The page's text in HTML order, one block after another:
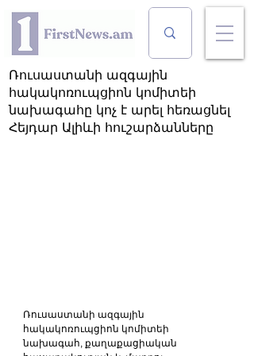
Ռուսաստանի ազգային
հակակոռուպցիոն կոմիտեի
նախագահը կոչ է արել հեռացնել
Հեյդար Ալիևի հուշարձանները
Ռուսաստանի ազգային
հակակոռուպցիոն կոմիտեի
նախագահ, քաղաքացիական